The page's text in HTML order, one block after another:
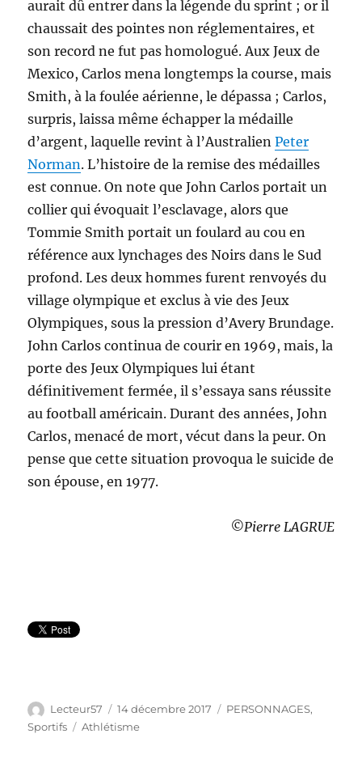
aurait dû entrer dans la légende du sprint ; or il
chaussait des pointes non réglementaires, et
son record ne fut pas homologué. Aux Jeux de
Mexico, Carlos mena longtemps la course, mais
Smith, à la foulée aérienne, le dépassa ; Carlos,
surpris, laissa même échapper la médaille
d’argent, laquelle revint à l’AustralienPeter
Norman. L’histoire de la remise des médailles
est connue. On note que John Carlos portait un
collier qui évoquait l’esclavage, alors que
Tommie Smith portait un foulard au cou en
référence aux lynchages des Noirs dans le Sud
profond. Les deux hommes furent renvoyés du
village olympique et exclus à vie des Jeux
Olympiques, sous la pression d’Avery Brundage.
John Carlos continua de courir en 1969, mais, la
porte des Jeux Olympiques lui étant
définitivement fermée, il s’essaya sans réussite
au football américain. Durant des années, John
Carlos, menacé de mort, vécut dans la peur. On
pense que cette situation provoqua le suicide de
son épouse, en 1977.
©Pierre LAGRUE
Auteur
Lecteur57
Publié
le
14 décembre 2017 Catégories
PERSONNAGES,
Sportifs
Étiquettes
Athlétisme